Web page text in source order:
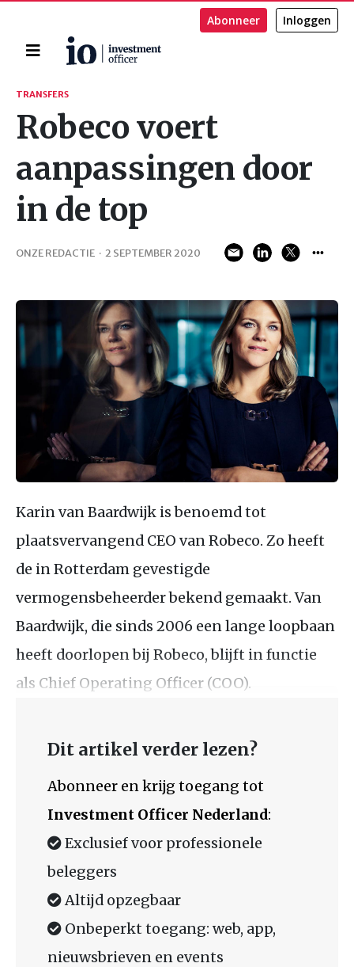
Home
Abonneer Inloggen
Zoeken
TRANSFERS
Robeco voert
aanpassingen door
in de top
ONZE REDACTIE · 2 SEPTEMBER 2020
Karin van Baardwijk is benoemd tot
plaatsvervangend CEO van Robeco. Zo heeft
de in Rotterdam gevestigde
vermogensbeheerder bekend gemaakt. Van
Baardwijk, die sinds 2006 een lange loopbaan
heeft doorlopen bij Robeco, blijft in functie
als Chief Operating Officer (COO).
Dit artikel verder lezen?
Abonneer en krijg toegang tot
Investment Officer Nederland:
Exclusief voor professionele
beleggers
Altijd opzegbaar
Onbeperkt toegang: web, app,
nieuwsbrieven en events